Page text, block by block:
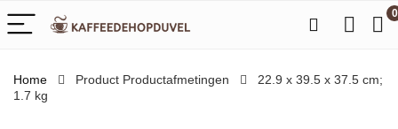
0
Home Product Productafmetingen
‎22.9 x 39.5 x 37.5 cm;
1.7 kg